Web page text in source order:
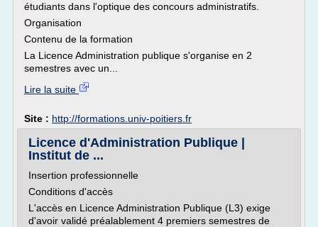
étudiants dans l'optique des concours administratifs.
Organisation
Contenu de la formation
La Licence Administration publique s'organise en 2
semestres avec un...
Lire la suite
Site : http://formations.univ-poitiers.fr
Licence d'Administration Publique |
Institut de ...
Insertion professionnelle
Conditions d'accès
L'accès en Licence Administration Publique (L3) exige
d'avoir validé préalablement 4 premiers semestres de